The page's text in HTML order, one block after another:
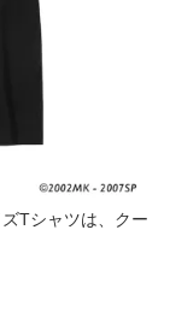
Tシャツは、クー